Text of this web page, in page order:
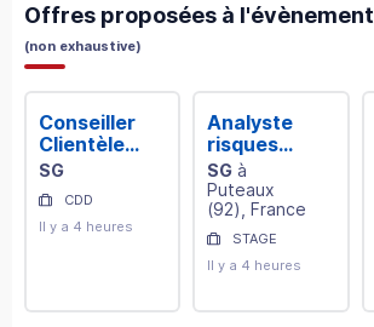
Offres proposées à l'évènement
(non exhaustive)
Conseiller
Clientèle
pour les
étudiants
SG
CDD
Il y a 4 heures
Analyste
risques
sur
opérations
de marché
SG à
Puteaux
(92) , France
STAGE
Il y a 4 heures